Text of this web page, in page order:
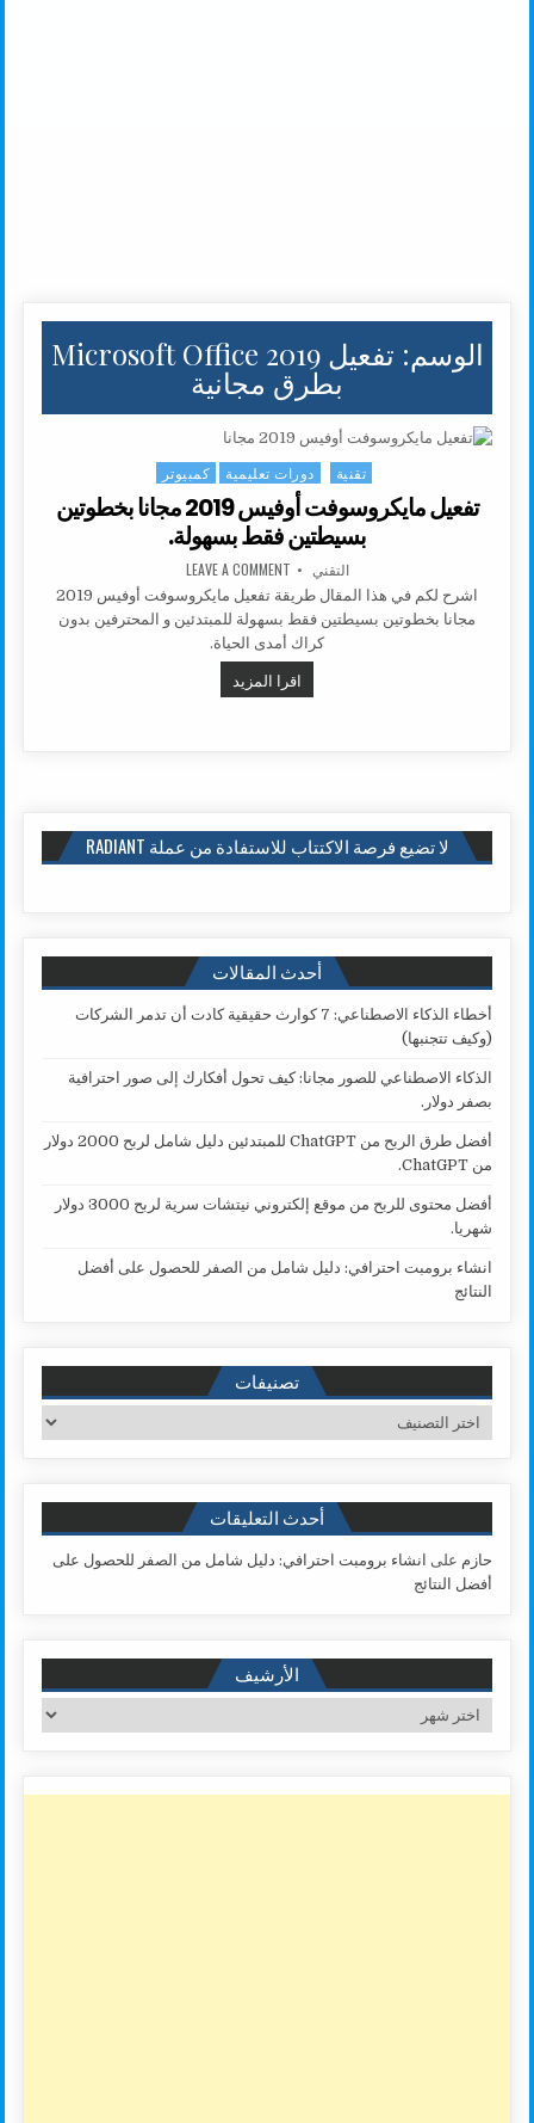
الوسم: تفعيل Microsoft Office 2019
بطرق مجانية
Posted in
تقنية دورات تعليمية كمبيوتر
تفعيل مايكروسوفت أوفيس 2019 مجانا بخطوتين
بسيطتين فقط بسهولة.
AUTHOR:
التقني LEAVE A COMMENTON تفعيل مايكروسوفت أوفيس 2019 مجانا بخطوتين بسيطتين فقط بسهولة.
اشرح لكم في هذا المقال طريقة تفعيل مايكروسوفت أوفيس 2019
مجانا بخطوتين بسيطتين فقط بسهولة للمبتدئين و المحترفين بدون
كراك أمدى الحياة.
اقرا المزيد
لا تضيع فرصة الاكتتاب للاستفادة من عملة RADIANT
أحدث المقالات
أخطاء الذكاء الاصطناعي: 7 كوارث حقيقية كادت أن تدمر الشركات
(وكيف تتجنبها)
الذكاء الاصطناعي للصور مجانا: كيف تحول أفكارك إلى صور احترافية
بصفر دولار.
أفضل طرق الربح من ChatGPT للمبتدئين دليل شامل لربح 2000 دولار
من ChatGPT.
أفضل محتوى للربح من موقع إلكتروني نيتشات سرية لربح 3000 دولار
شهريا.
انشاء برومبت احترافي: دليل شامل من الصفر للحصول على أفضل
النتائج
تصنيفات
تصنيفات
أحدث التعليقات
حازم على انشاء برومبت احترافي: دليل شامل من الصفر للحصول على
أفضل النتائج
الأرشيف
الأرشيف